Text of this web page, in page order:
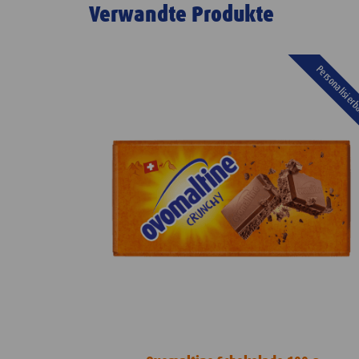
Verwandte Produkte